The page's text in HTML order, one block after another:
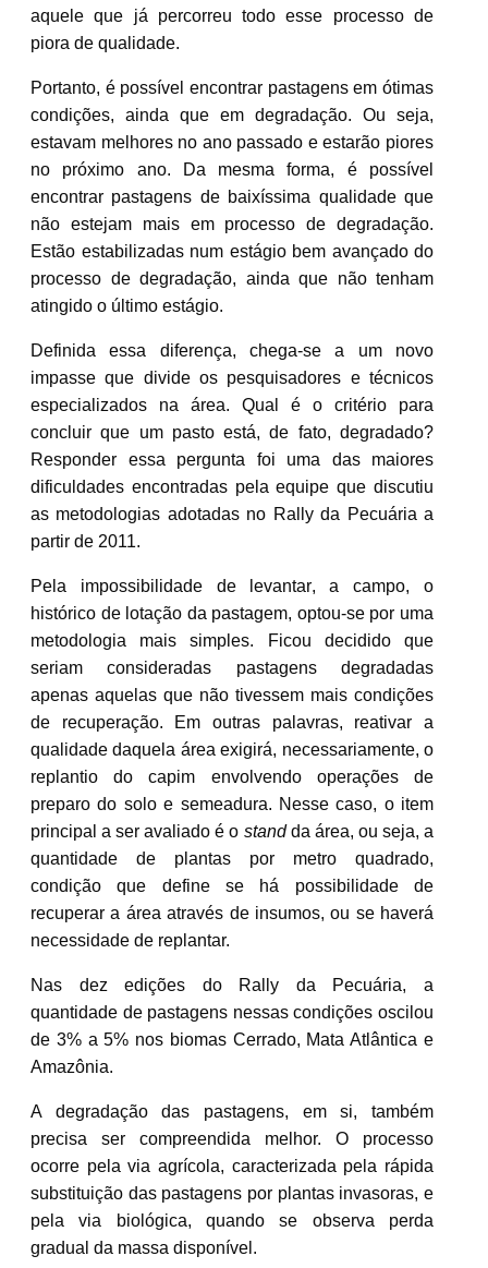
aquele que já percorreu todo esse processo de
piora de qualidade.
Portanto, é possível encontrar pastagens em ótimas
condições, ainda que em degradação. Ou seja,
estavam melhores no ano passado e estarão piores
no próximo ano. Da mesma forma, é possível
encontrar pastagens de baixíssima qualidade que
não estejam mais em processo de degradação.
Estão estabilizadas num estágio bem avançado do
processo de degradação, ainda que não tenham
atingido o último estágio.
Definida essa diferença, chega-se a um novo
impasse que divide os pesquisadores e técnicos
especializados na área. Qual é o critério para
concluir que um pasto está, de fato, degradado?
Responder essa pergunta foi uma das maiores
dificuldades encontradas pela equipe que discutiu
as metodologias adotadas no Rally da Pecuária a
partir de 2011.
Pela impossibilidade de levantar, a campo, o
histórico de lotação da pastagem, optou-se por uma
metodologia mais simples. Ficou decidido que
seriam consideradas pastagens degradadas
apenas aquelas que não tivessem mais condições
de recuperação. Em outras palavras, reativar a
qualidade daquela área exigirá, necessariamente, o
replantio do capim envolvendo operações de
preparo do solo e semeadura. Nesse caso, o item
principal a ser avaliado é o standda área, ou seja, a
quantidade de plantas por metro quadrado,
condição que define se há possibilidade de
recuperar a área através de insumos, ou se haverá
necessidade de replantar.
Nas dez edições do Rally da Pecuária, a
quantidade de pastagens nessas condições oscilou
de 3% a 5% nos biomas Cerrado, Mata Atlântica e
Amazônia.
A degradação das pastagens, em si, também
precisa ser compreendida melhor. O processo
ocorre pela via agrícola, caracterizada pela rápida
substituição das pastagens por plantas invasoras, e
pela via biológica, quando se observa perda
gradual da massa disponível.